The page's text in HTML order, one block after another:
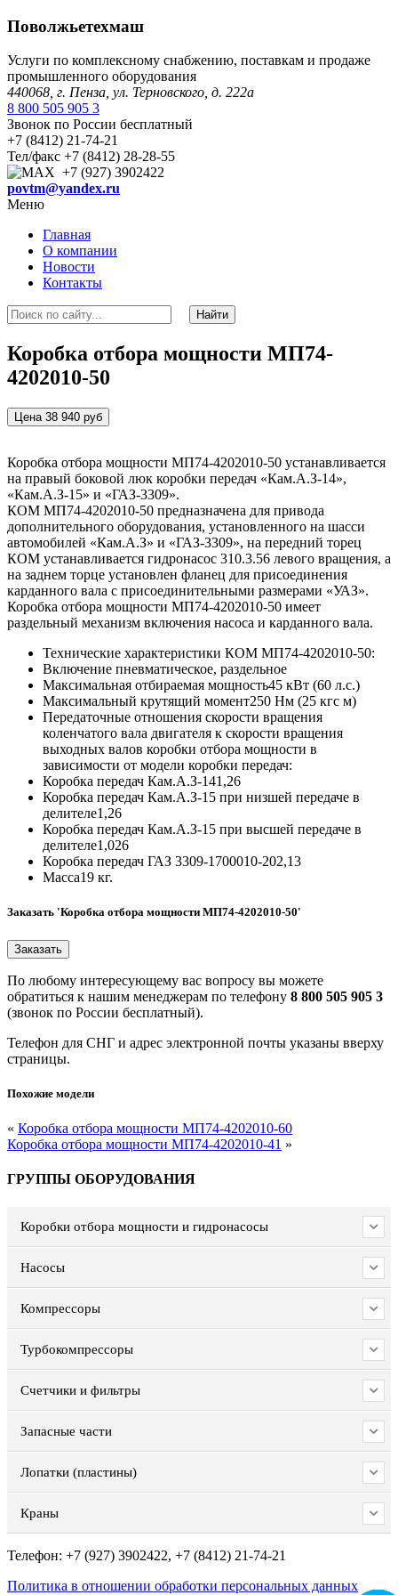
Поволжьетехмаш
Услуги по комплексному снабжению, поставкам и продаже
промышленного оборудования
440068, г. Пенза, ул. Терновского, д. 222а
8 800 505 905 3
Звонок по России бесплатный
+7 (8412) 21-74-21
Тел/факс +7 (8412) 28-28-55
+7 (927) 3902422
povtm@yandex.ru
Меню
Главная
О компании
Новости
Контакты
Коробка отбора мощности МП74-
4202010-50
Цена 38 940 руб
Коробка отбора мощности МП74-4202010-50 устанавливается
на правый боковой люк коробки передач «Кам.А.З-14»,
«Кам.А.З-15» и «ГАЗ-3309».
КОМ МП74-4202010-50 предназначена для привода
дополнительного оборудования, установленного на шасси
автомобилей «Кам.А.З» и «ГАЗ-3309», на передний торец
КОМ устанавливается гидронасос 310.3.56 левого вращения, а
на заднем торце установлен фланец для присоединения
карданного вала с присоединительными размерами «УАЗ».
Коробка отбора мощности МП74-4202010-50 имеет
раздельный механизм включения насоса и карданного вала.
Технические характеристики КОМ МП74-4202010-50:
Включение пневматическое, раздельное
Максимальная отбираемая мощность45 кВт (60 л.с.)
Максимальный крутящий момент250 Нм (25 кгс м)
Передаточные отношения скорости вращения
коленчатого вала двигателя к скорости вращения
выходных валов коробки отбора мощности в
зависимости от модели коробки передач:
Коробка передач Кам.А.З-141,26
Коробка передач Кам.А.З-15 при низшей передаче в
делителе1,26
Коробка передач Кам.А.З-15 при высшей передаче в
делителе1,026
Коробка передач ГАЗ 3309-1700010-202,13
Масса19 кг.
Заказать 'Коробка отбора мощности МП74-4202010-50'
По любому интересующему вас вопросу вы можете
обратиться к нашим менеджерам по телефону 8 800 505 905 3
(звонок по России бесплатный).
Телефон для СНГ и адрес электронной почты указаны вверху
страницы.
Похожие модели
« Коробка отбора мощности МП74-4202010-60
Коробка отбора мощности МП74-4202010-41 »
ГРУППЫ ОБОРУДОВАНИЯ
Коробки отбора мощности и гидронасосы
Насосы
Компрессоры
Турбокомпрессоры
Счетчики и фильтры
Запасные части
Лопатки (пластины)
Краны
Телефон: +7 (927) 3902422, +7 (8412) 21-74-21
Политика в отношении обработки персональных данных